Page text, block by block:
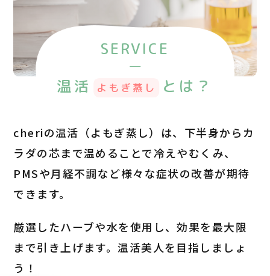
SERVICE
温活
よもぎ蒸し とは？
cheriの温活（よもぎ蒸し）は、 下半身からカ
ラダの芯まで温めることで冷えやむくみ、
PMSや月経不調など様々な症状の改善が期待
できます。
厳選したハーブや水を使用し、効果を最大限
まで引き上げます。温活美人を目指しましょ
う！